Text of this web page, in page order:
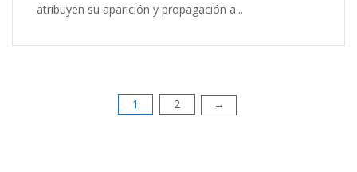
atribuyen su aparición y propagación a...
1 2 →